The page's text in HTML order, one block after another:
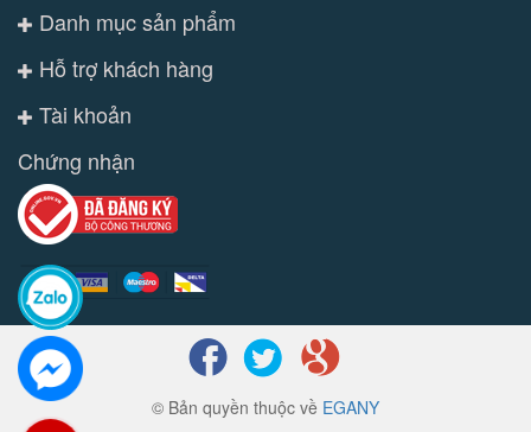
Danh mục sản phẩm
Hỗ trợ khách hàng
Tài khoản
Chứng nhận
© Bản quyền thuộc về EGANY